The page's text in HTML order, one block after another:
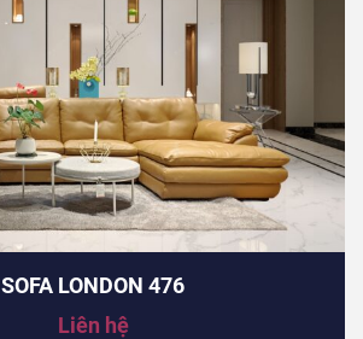
SOFA LONDON 476
Liên hệ